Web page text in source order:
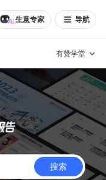
生意专家 导航
有赞学堂
搜索